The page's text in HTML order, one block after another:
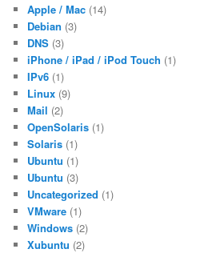
Apple / Mac (14)
Debian (3)
DNS (3)
iPhone / iPad / iPod Touch (1)
IPv6 (1)
Linux (9)
Mail (2)
OpenSolaris (1)
Solaris (1)
Ubuntu (1)
Ubuntu (3)
Uncategorized (1)
VMware (1)
Windows (2)
Xubuntu (2)